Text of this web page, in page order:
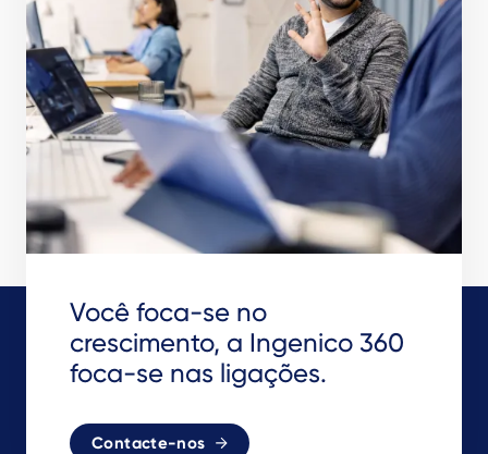
Você foca-se no
crescimento, a Ingenico 360
foca-se nas ligações.
Contacte-nos